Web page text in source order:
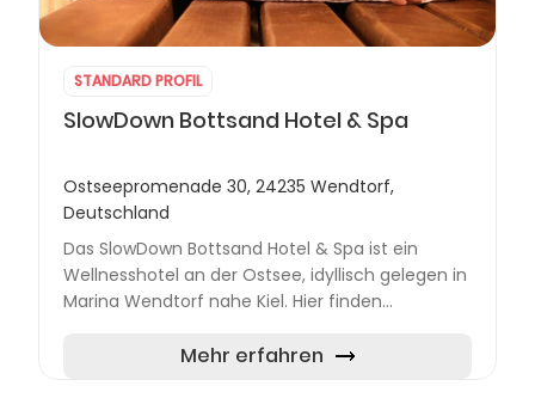
STANDARD PROFIL
SlowDown Bottsand Hotel & Spa
Ostseepromenade 30, 24235 Wendtorf,
Deutschland
Das SlowDown Bottsand Hotel & Spa ist ein
Wellnesshotel an der Ostsee, idyllisch gelegen in
Marina Wendtorf nahe Kiel. Hier finden
stilvoll eingerichteten...Mehr erfahren